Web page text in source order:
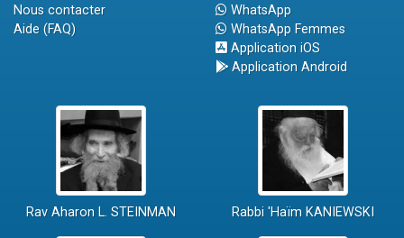
Nous contacter
Aide (FAQ)
WhatsApp
WhatsApp Femmes
Application iOS
Application Android
Rav Aharon L. STEINMAN Rabbi 'Haïm KANIEWSKI